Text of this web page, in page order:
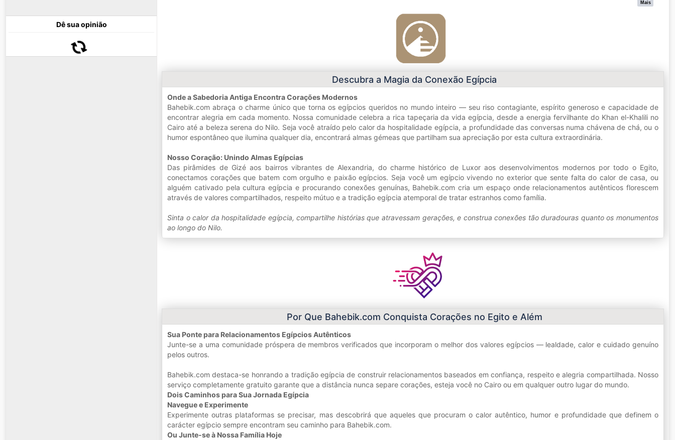
Dê sua opinião
Mais
Descubra a Magia da Conexão Egípcia
Onde a Sabedoria Antiga Encontra Corações Modernos
Bahebik.com abraça o charme único que torna os egípcios queridos no mundo inteiro — seu riso contagiante, espírito generoso e capacidade de
encontrar alegria em cada momento. Nossa comunidade celebra a rica tapeçaria da vida egípcia, desde a energia fervilhante do Khan el-Khalili no
Cairo até a beleza serena do Nilo. Seja você atraído pelo calor da hospitalidade egípcia, a profundidade das conversas numa chávena de chá, ou o
humor espontâneo que ilumina qualquer dia, encontrará almas gémeas que partilham sua apreciação por esta cultura extraordinária.
Nosso Coração: Unindo Almas Egípcias
Das pirâmides de Gizé aos bairros vibrantes de Alexandria, do charme histórico de Luxor aos desenvolvimentos modernos por todo o Egito,
conectamos corações que batem com orgulho e paixão egípcios. Seja você um egípcio vivendo no exterior que sente falta do calor de casa, ou
alguém cativado pela cultura egípcia e procurando conexões genuínas, Bahebik.com cria um espaço onde relacionamentos autênticos florescem
através de valores compartilhados, respeito mútuo e a tradição egípcia atemporal de tratar estranhos como família.
Sinta o calor da hospitalidade egípcia, compartilhe histórias que atravessam gerações, e construa conexões tão duradouras quanto os monumentos
ao longo do Nilo.
Por Que Bahebik.com Conquista Corações no Egito e Além
Sua Ponte para Relacionamentos Egípcios Autênticos
Junte-se a uma comunidade próspera de membros verificados que incorporam o melhor dos valores egípcios — lealdade, calor e cuidado genuíno
pelos outros.
Bahebik.com destaca-se honrando a tradição egípcia de construir relacionamentos baseados em confiança, respeito e alegria compartilhada. Nosso
serviço completamente gratuito garante que a distância nunca separe corações, esteja você no Cairo ou em qualquer outro lugar do mundo.
Dois Caminhos para Sua Jornada Egípcia
Navegue e Experimente
Experimente outras plataformas se precisar, mas descobrirá que aqueles que procuram o calor autêntico, humor e profundidade que definem o
carácter egípcio sempre encontram seu caminho para Bahebik.com.
Ou Junte-se à Nossa Família Hoje